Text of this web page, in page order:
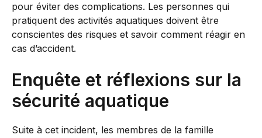
pour éviter des complications. Les personnes qui
pratiquent des activités aquatiques doivent être
conscientes des risques et savoir comment réagir en
cas d’accident.
Enquête et réflexions sur la
sécurité aquatique
Suite à cet incident, les membres de la famille